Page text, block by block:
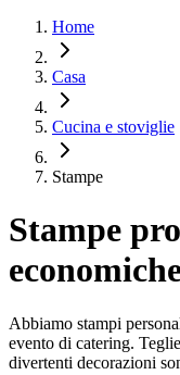
Home
Casa
Cucina e stoviglie
Stampe
Stampe
Abbiamo stampi
evento di catering.
divertenti decorazioni